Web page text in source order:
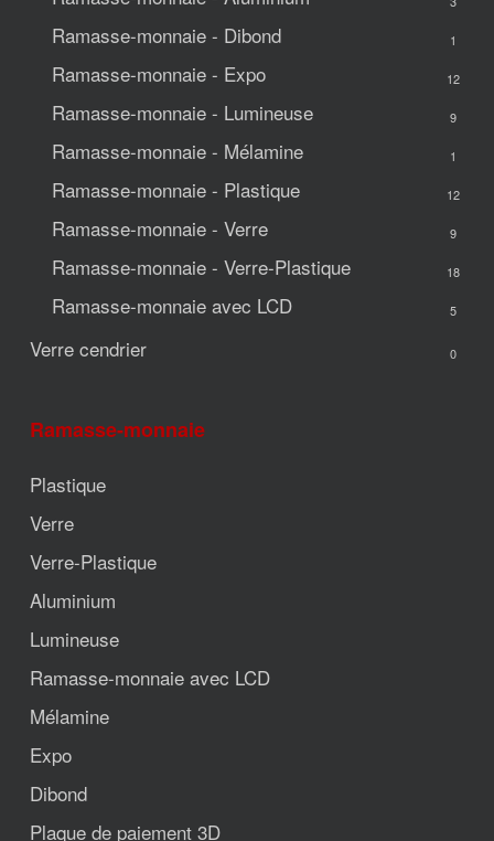
Ramasse-monnaie - Dibond 1
Ramasse-monnaie - Expo 12
Ramasse-monnaie - Lumineuse 9
Ramasse-monnaie - Mélamine 1
Ramasse-monnaie - Plastique 12
Ramasse-monnaie - Verre 9
Ramasse-monnaie - Verre-Plastique 18
Ramasse-monnaie avec LCD 5
Verre cendrier 0
Ramasse-monnaie
Plastique
Verre
Verre-Plastique
Aluminium
Lumineuse
Ramasse-monnaie avec LCD
Mélamine
Expo
Dibond
Plaque de paiement 3D